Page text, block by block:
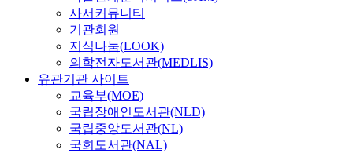
사서커뮤니티
기관회원
지식나눔(LOOK)
의학전자도서관(MEDLIS)
유관기관 사이트
교육부(MOE)
국립장애인도서관(NLD)
국립중앙도서관(NL)
국회도서관(NAL)